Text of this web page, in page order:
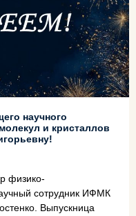
научного
и кристаллов
физико-
сотрудник ИФМК
Выпускница